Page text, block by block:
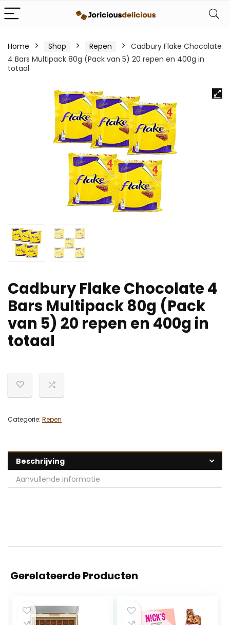
Home Shop Repen
Cadbury Flake Chocolate
4 Bars Multipack 80g (Pack van 5) 20 repen en 400g in
totaal
Cadbury Flake Chocolate 4
Bars Multipack 80g (Pack
van 5) 20 repen en 400g in
totaal
Categorie: Repen
Beschrijving
Aanvullende informatie
Gerelateerde Producten